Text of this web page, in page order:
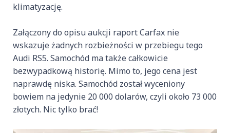
klimatyzację.
Załączony do opisu aukcji raport Carfax nie
wskazuje żadnych rozbieżności w przebiegu tego
Audi RS5. Samochód ma także całkowicie
bezwypadkową historię. Mimo to, jego cena jest
naprawdę niska. Samochód został wyceniony
bowiem na jedynie 20 000 dolarów, czyli około 73 000
złotych. Nic tylko brać!